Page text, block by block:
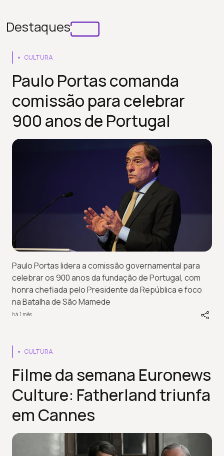
Destaques
CULTURA
Paulo Portas comanda
comissão para celebrar
900 anos de Portugal
Paulo Portas lidera a comissão governamental para
celebrar os 900 anos da fundação de Portugal, com
honra chefiada pelo Presidente da República e foco
na Batalha de São Mamede
há 1 mês
CULTURA
Filme da semana Euronews
Culture: Fatherland triunfa
em Cannes